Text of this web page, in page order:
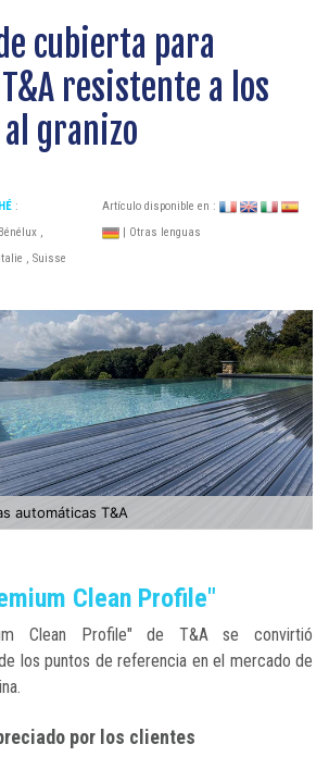
cubierta para
resistente a los
al granizo
:
Bénélux ,
Italie , Suisse
Artículo disponible en :
| Otras lenguas
automáticas T&A
Clean Profile"
Clean Profile" de T&A se convirtió
los puntos de referencia en el mercado de
por los clientes